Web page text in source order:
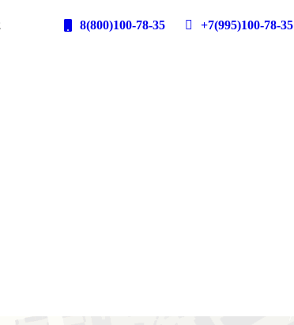
8(800)100-78-35 +7(995)100-78-35